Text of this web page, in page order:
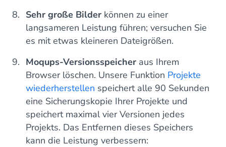
Sehr große Bilder können zu einer
langsameren Leistung führen; versuchen Sie
es mit etwas kleineren Dateigrößen.
Moqups-Versionsspeicher aus Ihrem
Browser löschen. Unsere Funktion Projekte
wiederherstellen speichert alle 90 Sekunden
eine Sicherungskopie Ihrer Projekte und
speichert maximal vier Versionen jedes
Projekts. Das Entfernen dieses Speichers
kann die Leistung verbessern: